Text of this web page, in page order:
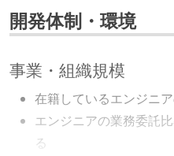
開発体制・環境
事業・組織規模
在籍しているエンジニ
エンジニアの業務委託
る